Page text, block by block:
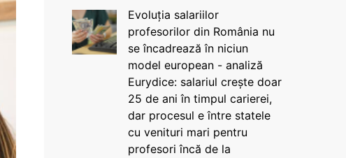
Evoluția salariilor
profesorilor din România nu
se încadrează în niciun
model european - analiză
Eurydice: salariul crește doar
25 de ani în timpul carierei,
dar procesul e între statele
cu venituri mari pentru
profesori încă de la